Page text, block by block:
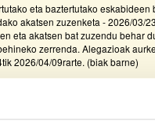
eta baztertutako eskabideen
akatsen zuzenketa - 2026/03/
eta akatsen bat zuzendu behar
zerrenda. Alegazioak
2026/04/09rarte. (biak barne)
eta Berrikuntza arloetako
deialdia (FECYT) 2026